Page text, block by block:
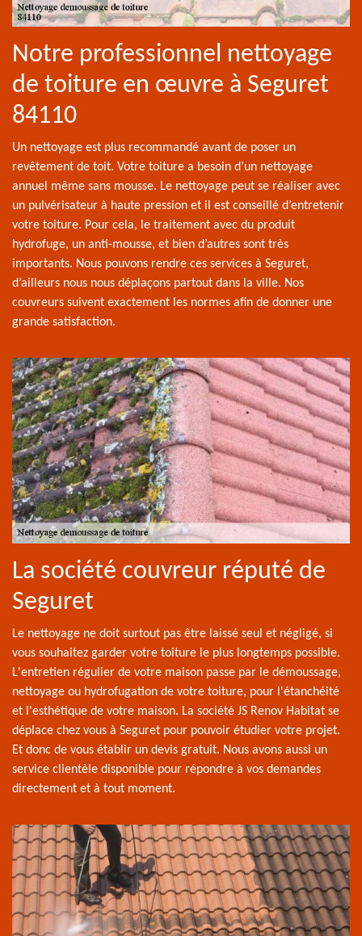
Notre professionnel nettoyage
de toiture en œuvre à Seguret
84110
Un nettoyage est plus recommandé avant de poser un
revêtement de toit. Votre toiture a besoin d’un nettoyage
annuel même sans mousse. Le nettoyage peut se réaliser avec
un pulvérisateur à haute pression et il est conseillé d’entretenir
votre toiture. Pour cela, le traitement avec du produit
hydrofuge, un anti-mousse, et bien d’autres sont très
importants. Nous pouvons rendre ces services à Seguret,
d’ailleurs nous nous déplaçons partout dans la ville. Nos
couvreurs suivent exactement les normes afin de donner une
grande satisfaction.
La société couvreur réputé de
Seguret
Le nettoyage ne doit surtout pas être laissé seul et négligé, si
vous souhaitez garder votre toiture le plus longtemps possible.
L'entretien régulier de votre maison passe par le démoussage,
nettoyage ou hydrofugation de votre toiture, pour l'étanchéité
et l'esthétique de votre maison. La société JS Renov Habitat se
déplace chez vous à Seguret pour pouvoir étudier votre projet.
Et donc de vous établir un devis gratuit. Nous avons aussi un
service clientèle disponible pour répondre à vos demandes
directement et à tout moment.